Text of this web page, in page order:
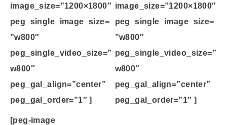
image_size=”1200×1800″
peg_single_image_size=
”w800″
peg_single_video_size=”
w800″
peg_gal_align=”center”
peg_gal_order=”1″ ]
image_size=”1200×1800″
peg_single_image_size=
”w800″
peg_single_video_size=”
w800″
peg_gal_align=”center”
peg_gal_order=”1″ ]
[peg-image